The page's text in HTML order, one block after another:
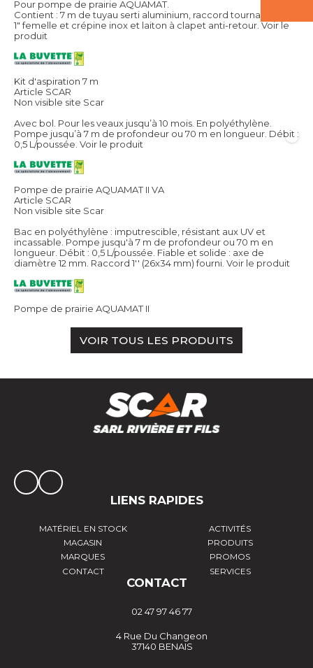
Pour pompe de prairie AQUAMAT.
Contient : 7 m de tuyau serti aluminium, raccord tournant laiton
1" femelle et crépine inox et laiton à clapet anti-retour. Voir le
produit
Kit d'aspiration 7 m
Article SCAR
Non visible site Scar
Avec bol. Pour les veaux jusqu’à 10 mois. En polyéthylène.
Pompe jusqu’à 7 m de profondeur ou 70 m en longueur. Débit :
0,5 L/poussée. Voir le produit
Pompe de prairie AQUAMAT II VA
Article SCAR
Non visible site Scar
Bac en polyéthylène : imputrescible, résistant aux UV et
incassable. Pompe jusqu'à 7 m de profondeur ou 70 m en
longueur. Débit : 0,5 L/poussée. Fiable et solide : axe de
diamètre 12 mm. Raccord 1'' (26x34 mm) fourni. Voir le produit
Pompe de prairie AQUAMAT II
VOIR TOUS LES PRODUITS
LIENS RAPIDES
MATÉRIEL EN STOCK
ACTIVITÉS
MAGASIN
PRODUITS
MARQUES
PROMOS
CONTACT
SERVICES
CONTACT
02 47 97 46 77
4 Rue Du Changeon
37140 BENAIS